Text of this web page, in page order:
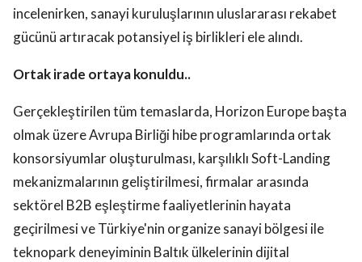
incelenirken, sanayi kuruluşlarının uluslararası rekabet
gücünü artıracak potansiyel iş birlikleri ele alındı.
Ortak irade ortaya konuldu..
Gerçekleştirilen tüm temaslarda, Horizon Europe başta
olmak üzere Avrupa Birliği hibe programlarında ortak
konsorsiyumlar oluşturulması, karşılıklı Soft-Landing
mekanizmalarının geliştirilmesi, firmalar arasında
sektörel B2B eşleştirme faaliyetlerinin hayata
geçirilmesi ve Türkiye'nin organize sanayi bölgesi ile
teknopark deneyiminin Baltık ülkelerinin dijital